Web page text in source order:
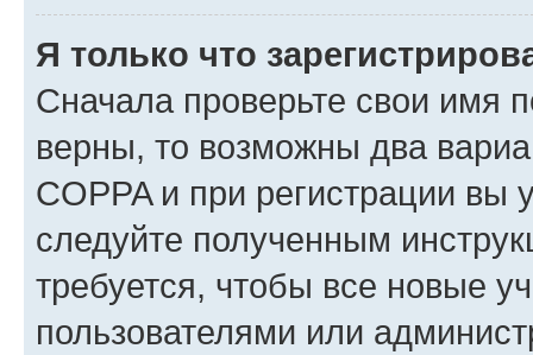
Я только что
Сначала проверьте свои имя
верны, то возможны два
COPPA и при регистрации вы
следуйте полученным
требуется, чтобы все новые
пользователями или